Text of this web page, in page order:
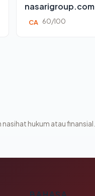
nasarigroup.com
CA 60/100
hukum atau finansial.